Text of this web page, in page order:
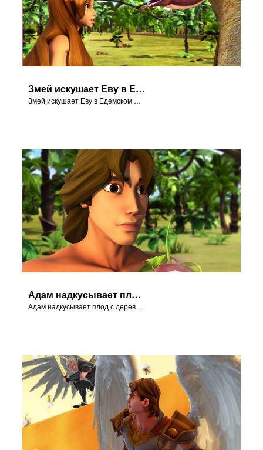
Змей искушает Еву в Едемском Саду.
Змей искушает Еву в Едемском Саду.
Адам надкусывает плод с дерева познания добра и зла.Адам вкушает плод от Дерева познания добра и зла.
Адам надкусывает плод с дерева познания добра и зла.Адам вкушает плод от Дерева познания добра и зла.